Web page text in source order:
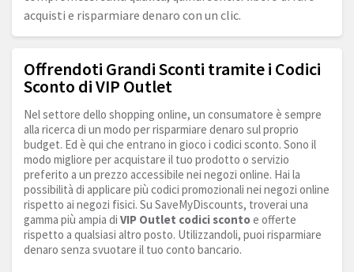
acquisti e risparmiare denaro con un clic.
Offrendoti Grandi Sconti tramite i Codici
Sconto di VIP Outlet
Nel settore dello shopping online, un consumatore è sempre
alla ricerca di un modo per risparmiare denaro sul proprio
budget. Ed è qui che entrano in gioco i codici sconto. Sono il
modo migliore per acquistare il tuo prodotto o servizio
preferito a un prezzo accessibile nei negozi online. Hai la
possibilità di applicare più codici promozionali nei negozi online
rispetto ai negozi fisici. Su SaveMyDiscounts, troverai una
gamma più ampia di VIP Outlet codici scontoe offerte
rispetto a qualsiasi altro posto. Utilizzandoli, puoi risparmiare
denaro senza svuotare il tuo conto bancario.